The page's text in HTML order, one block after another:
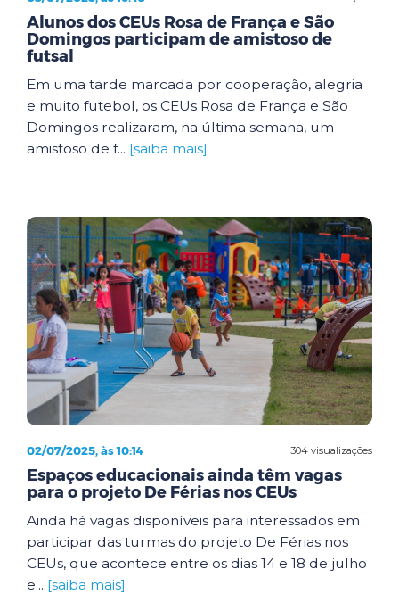
Alunos dos CEUs Rosa de França e São
Domingos participam de amistoso de
futsal
Em uma tarde marcada por cooperação, alegria
e muito futebol, os CEUs Rosa de França e São
Domingos realizaram, na última semana, um
amistoso de f... [saiba mais]
304 visualizações
02/07/2025, às 10:14
Espaços educacionais ainda têm vagas
para o projeto De Férias nos CEUs
Ainda há vagas disponíveis para interessados em
participar das turmas do projeto De Férias nos
CEUs, que acontece entre os dias 14 e 18 de julho
e... [saiba mais]